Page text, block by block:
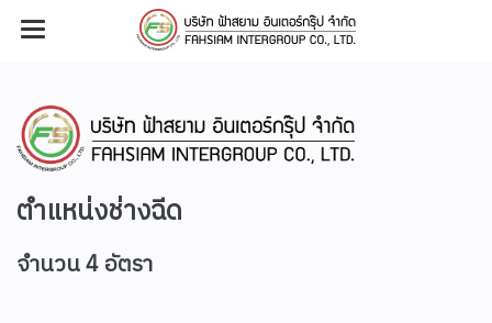
ตำแหน่งช่างฉีด
จำนวน 4 อัตรา